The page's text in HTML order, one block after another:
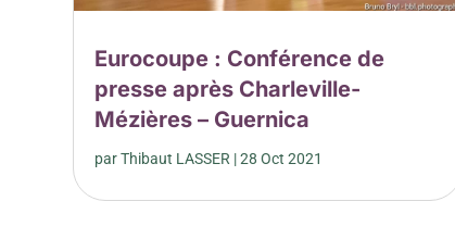
Eurocoupe : Conférence de
presse après Charleville-
Mézières – Guernica
parThibaut LASSER |28 Oct 2021